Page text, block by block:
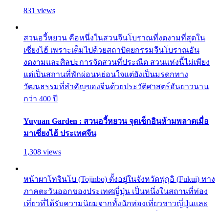
831 views
สวนอวี้หยวน คือหนึ่งในสวนจีนโบราณที่งดงามที่สุดใน
เซี่ยงไฮ้ เพราะเต็มไปด้วยสถาปัตยกรรมจีนโบราณอัน
งดงามและศิลปะการจัดสวนที่ประณีต สวนแห่งนี้ไม่เพียง
แต่เป็นสถานที่พักผ่อนหย่อนใจแต่ยังเป็นมรดกทาง
วัฒนธรรมที่สำคัญของจีนด้วยประวัติศาสตร์อันยาวนาน
กว่า 400 ปี
Yuyuan Garden : สวนอวี้หยวน จุดเช็กอินห้ามพลาดเมื่อ
มาเซี่ยงไฮ้ ประเทศจีน
1,308 views
หน้าผาโทจินโบ (Tojinbo) ตั้งอยู่ในจังหวัดฟุกุอิ (Fukui) ทาง
ภาคตะวันออกของประเทศญี่ปุ่น เป็นหนึ่งในสถานที่ท่อง
เที่ยวที่ได้รับความนิยมจากทั้งนักท่องเที่ยวชาวญี่ปุ่นและ